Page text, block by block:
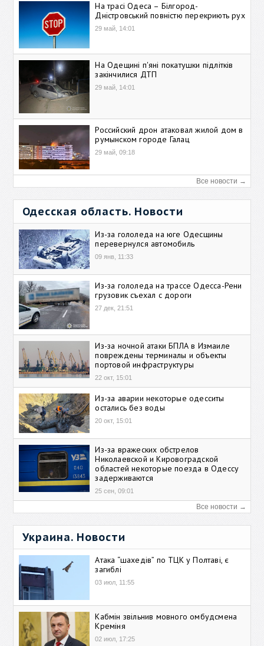
На трасі Одеса – Білгород-
Дністровський повністю перекриють рух
29 май, 14:01
На Одещині п'яні покатушки підлітків
закінчилися ДТП
29 май, 14:01
Российский дрон атаковал жилой дом в
румынском городе Галац
29 май, 09:18
Все новости →
Одесская область. Новости
Из-за гололеда на юге Одесщины
перевернулся автомобиль
09 янв, 11:33
Из-за гололеда на трассе Одесса-Рени
грузовик съехал с дороги
27 дек, 21:51
Из-за ночной атаки БПЛА в Измаиле
повреждены терминалы и объекты
портовой инфраструктуры
22 окт, 15:01
Из-за аварии некоторые одесситы
остались без воды
20 окт, 15:01
Из-за вражеских обстрелов
Николаевской и Кировоградской
областей некоторые поезда в Одессу
задерживаются
25 сен, 09:01
Все новости →
Украина. Новости
Атака “шахедів” по ТЦК у Полтаві, є
загиблі
03 июл, 11:55
Кабмін звільнив мовного омбудсмена
Креміня
02 июл, 17:25